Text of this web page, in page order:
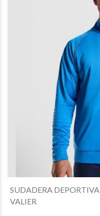
SUDADERA DEPORTIVA
VALIER